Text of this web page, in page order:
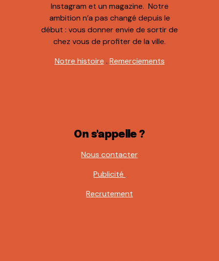
Instagram et un magazine. Notre
ambition n’a pas changé depuis le
début : vous donner envie de sortir de
chez vous de profiter de la ville.
Notre histoire . Remerciements
On s'appelle ?
Nous contacter
Publicité
Recrutement